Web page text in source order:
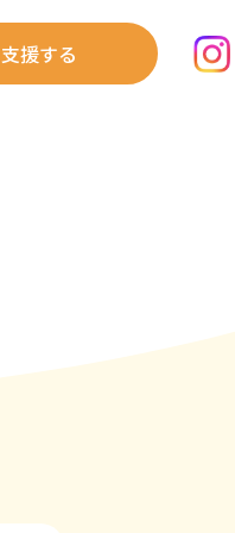
支援する